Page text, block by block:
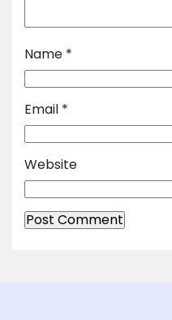
Name *
Email *
Website